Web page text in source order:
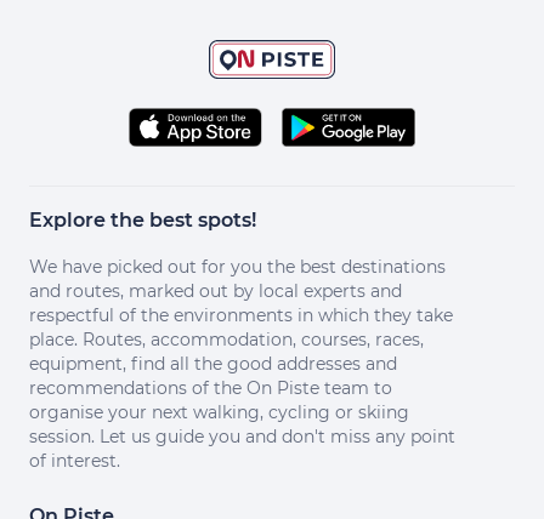
Explore the best spots!
We have picked out for you the best destinations
and routes, marked out by local experts and
respectful of the environments in which they take
place. Routes, accommodation, courses, races,
equipment, find all the good addresses and
recommendations of the On Piste team to
organise your next walking, cycling or skiing
session. Let us guide you and don't miss any point
of interest.